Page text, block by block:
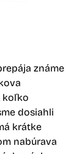
známe
koľko
dosiahli
krátke
nabúrava